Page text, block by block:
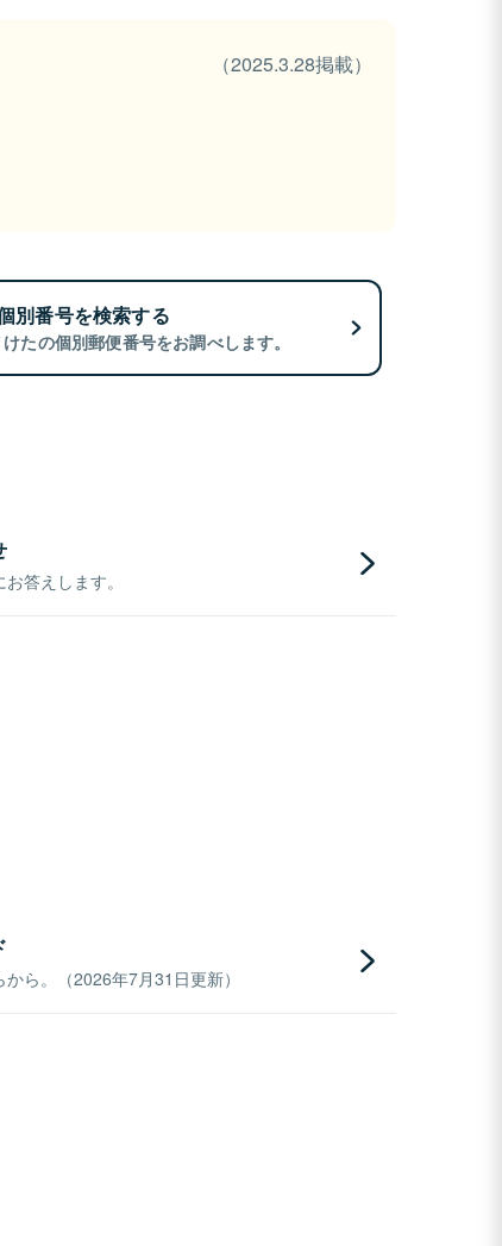
（2025.3.28掲載）
別番号を検索する
たの個別郵便番号をお調べします。
答えします。
ら。（2026年7月31日更新）